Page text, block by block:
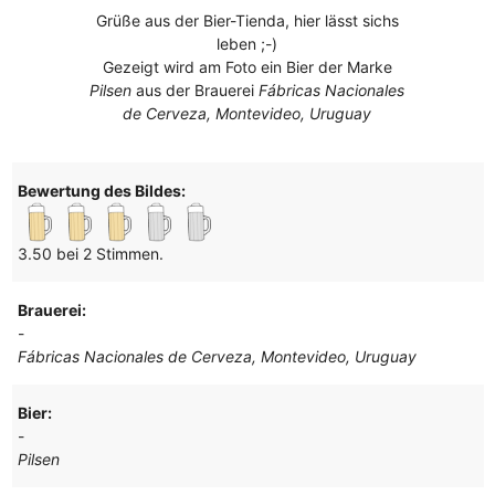
Grüße aus der Bier-Tienda, hier lässt sichs
leben ;-)
Gezeigt wird am Foto ein Bier der Marke
Pilsen aus der BrauereiFábricas Nacionales
de Cerveza, Montevideo, Uruguay
Bewertung des Bildes:
3.50 bei 2 Stimmen.
Brauerei:
-
Fábricas Nacionales de Cerveza, Montevideo, Uruguay
Bier:
-
Pilsen